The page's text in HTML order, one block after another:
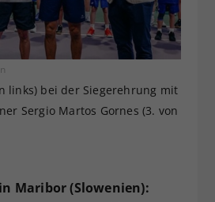
links) bei der Siegerehrung mit
Sergio Martos Gornes (3. von
Maribor (Slowenien):